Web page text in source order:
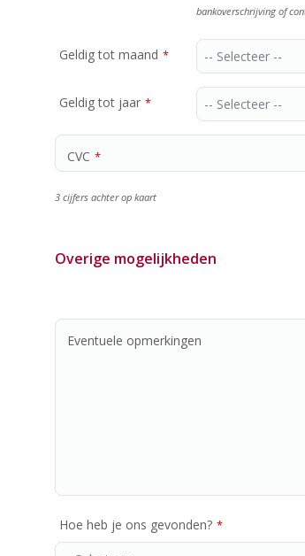
bankoverschrijving of
Geldig tot maand *
Geldig tot jaar *
CVC *
3 cijfers achter op kaart
Overige mogelijkheden
Eventuele opmerkingen
Hoe heb je ons gevonden? *